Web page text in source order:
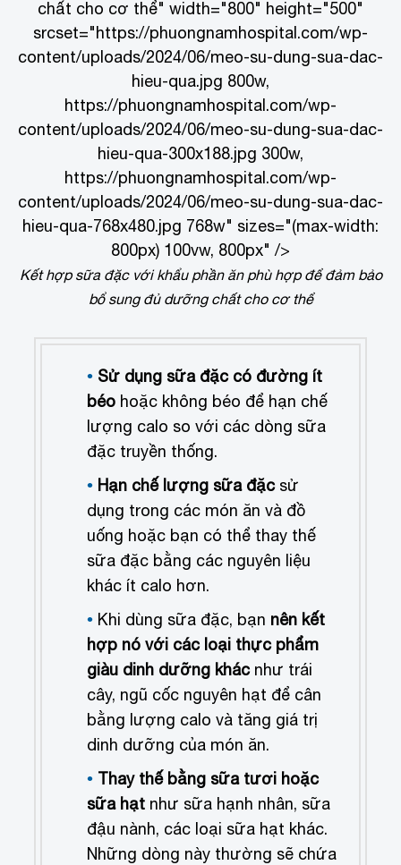
chất cho cơ thể" width="800" height="500"
srcset="https://phuongnamhospital.com/wp-
content/uploads/2024/06/meo-su-dung-sua-dac-
hieu-qua.jpg 800w,
https://phuongnamhospital.com/wp-
content/uploads/2024/06/meo-su-dung-sua-dac-
hieu-qua-300x188.jpg 300w,
https://phuongnamhospital.com/wp-
content/uploads/2024/06/meo-su-dung-sua-dac-
hieu-qua-768x480.jpg 768w" sizes="(max-width:
800px) 100vw, 800px" />
Kết hợp sữa đặc với khẩu phần ăn phù hợp để đảm bảo
bổ sung đủ dưỡng chất cho cơ thể
Sử dụng sữa đặc có đường ít
béo hoặc không béo để hạn chế
lượng calo so với các dòng sữa
đặc truyền thống.
Hạn chế lượng sữa đặcsử
dụng trong các món ăn và đồ
uống hoặc bạn có thể thay thế
sữa đặc bằng các nguyên liệu
khác ít calo hơn.
Khi dùng sữa đặc, bạn nên kết
hợp nó với các loại thực phẩm
giàu dinh dưỡng khácnhư trái
cây, ngũ cốc nguyên hạt để cân
bằng lượng calo và tăng giá trị
dinh dưỡng của món ăn.
Thay thế bằng sữa tươi hoặc
sữa hạt như sữa hạnh nhân, sữa
đậu nành, các loại sữa hạt khác.
Những dòng này thường sẽ chứa